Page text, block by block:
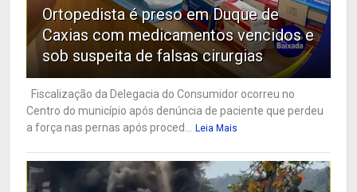
Ortopedista é preso em Duque de
Caxias com medicamentos vencidos e
sob suspeita de falsas cirurgias
Fiscalização da Delegacia do Consumidor ocorreu no
Centro do município após denúncia de paciente que perdeu
a força nas pernas após proced...
Leia Mais